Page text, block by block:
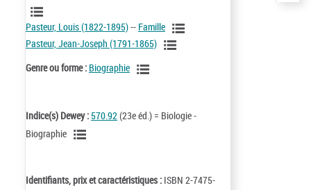
Pasteur, Louis (1822-1895)-- Famille
Pasteur, Jean-Joseph (1791-1865)
Genre ou forme : Biographie
Indice(s) Dewey : 570.92(23e éd.) = Biologie -
Biographie
Identifiants, prix et caractéristiques : ISBN 2-7475-